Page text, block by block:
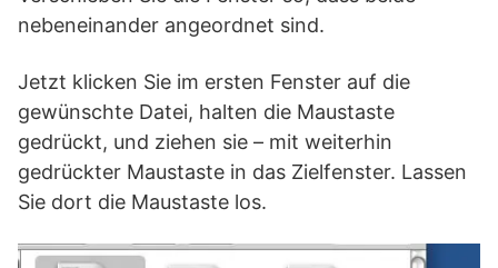
nebeneinander angeordnet sind.
Jetzt klicken Sie im ersten Fenster auf die
gewünschte Datei, halten die Maustaste
gedrückt, und ziehen sie – mit weiterhin
gedrückter Maustaste in das Zielfenster. Lassen
Sie dort die Maustaste los.